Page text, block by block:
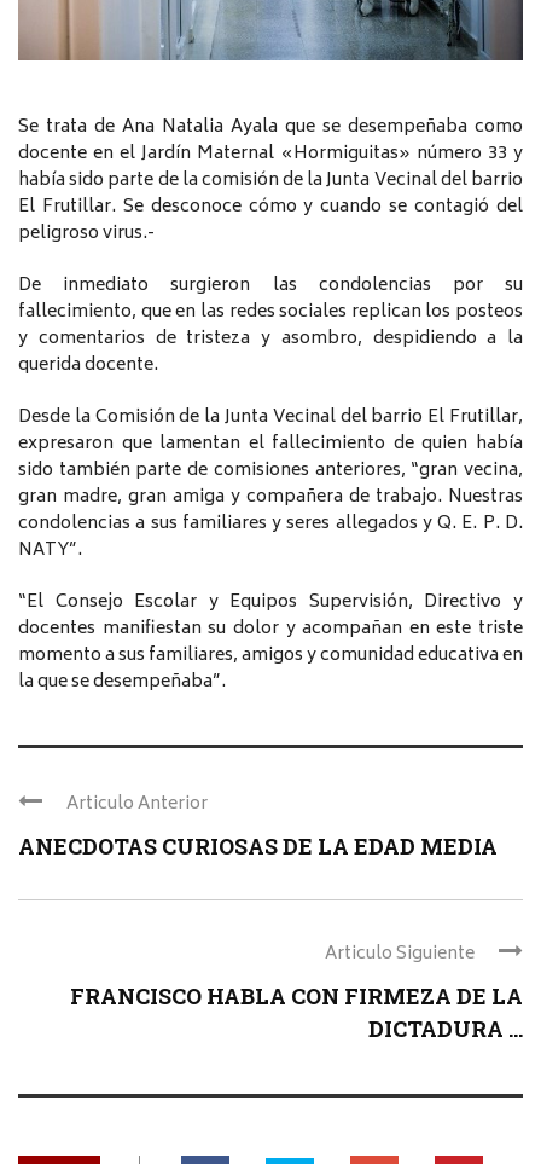
Se trata de Ana Natalia Ayala que se desempeñaba como
docente en el Jardín Maternal «Hormiguitas» número 33 y
había sido parte de la comisión de la Junta Vecinal del barrio
El Frutillar. Se desconoce cómo y cuando se contagió del
peligroso virus.-
De inmediato surgieron las condolencias por su
fallecimiento, que en las redes sociales replican los posteos
y comentarios de tristeza y asombro, despidiendo a la
querida docente.
Desde la Comisión de la Junta Vecinal del barrio El Frutillar,
expresaron que lamentan el fallecimiento de quien había
sido también parte de comisiones anteriores, “gran vecina,
gran madre, gran amiga y compañera de trabajo. Nuestras
condolencias a sus familiares y seres allegados y Q. E. P. D.
NATY”.
“El Consejo Escolar y Equipos Supervisión, Directivo y
docentes manifiestan su dolor y acompañan en este triste
momento a sus familiares, amigos y comunidad educativa en
la que se desempeñaba”.
Articulo Anterior
ANECDOTAS CURIOSAS DE LA EDAD MEDIA
Articulo Siguiente
FRANCISCO HABLA CON FIRMEZA DE LA
DICTADURA ...